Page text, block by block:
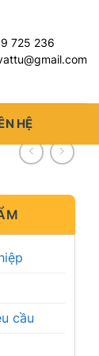
725 236
HỆ
cầu